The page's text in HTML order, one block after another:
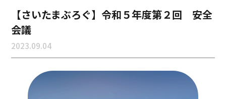
【さいたまぶろぐ】令和５年度第２回 安全
会議
2023.09.04